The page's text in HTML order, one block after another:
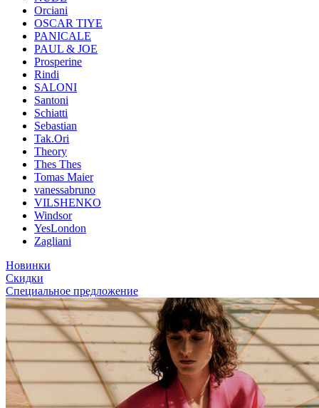
Orciani
OSCAR TIYE
PANICALE
PAUL & JOE
Prosperine
Rindi
SALONI
Santoni
Schiatti
Sebastian
Tak.Ori
Theory
Thes Thes
Tomas Maier
vanessabruno
VILSHENKO
Windsor
YesLondon
Zagliani
Новинки
Скидки
Специальное предложение